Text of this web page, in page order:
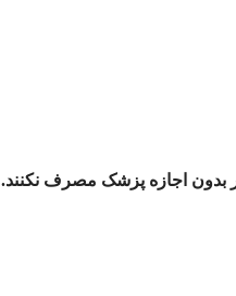
بدون اجازه پزشک مصرف نکنند.